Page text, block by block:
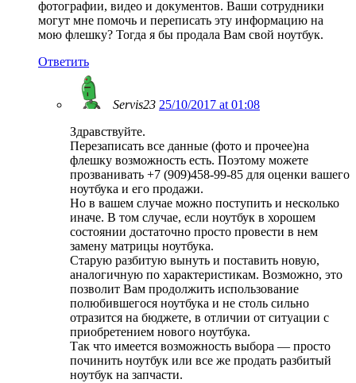
фотографии, видео и документов. Ваши сотрудники
могут мне помочь и переписать эту информацию на
мою флешку? Тогда я бы продала Вам свой ноутбук.
Ответить
Servis23 25/10/2017 at 01:08
Здравствуйте.
Перезаписать все данные (фото и прочее)на
флешку возможность есть. Поэтому можете
прозванивать +7 (909)458-99-85 для оценки вашего
ноутбука и его продажи.
Но в вашем случае можно поступить и несколько
иначе. В том случае, если ноутбук в хорошем
состоянии достаточно просто провести в нем
замену матрицы ноутбука.
Старую разбитую вынуть и поставить новую,
аналогичную по характеристикам. Возможно, это
позволит Вам продолжить использование
полюбившегося ноутбука и не столь сильно
отразится на бюджете, в отличии от ситуации с
приобретением нового ноутбука.
Так что имеется возможность выбора — просто
починить ноутбук или все же продать разбитый
ноутбук на запчасти.